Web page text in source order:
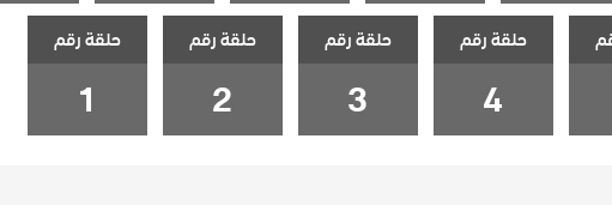
حلقة رقم
4
حلقة رقم
3
حلقة رقم
2
حلقة رقم
1